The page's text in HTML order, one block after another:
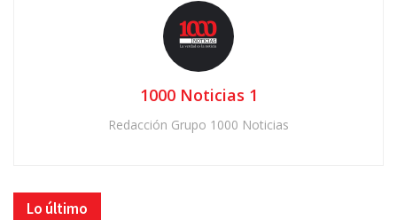
1000 Noticias 1
Redacción Grupo 1000 Noticias
Lo último